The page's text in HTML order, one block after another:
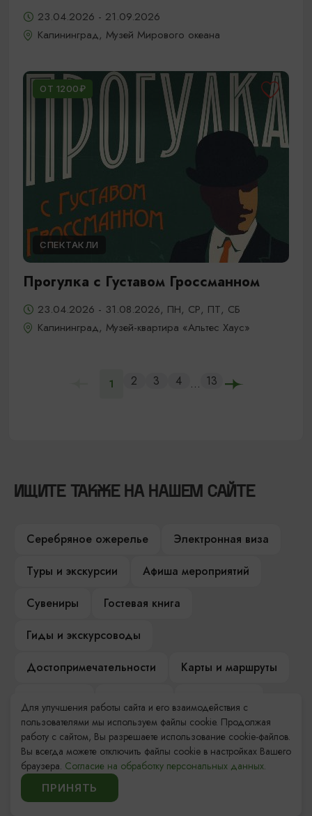
23.04.2026 - 21.09.2026
Калининград, Музей Мирового океана
ОТ 1200₽
СПЕКТАКЛИ
Прогулка с Густавом Гроссманном
23.04.2026 - 31.08.2026, ПН, СР, ПТ, СБ
Калининград, Музей-квартира «Альтес Хаус»
1 2 3 4 ... 13
ИЩИТЕ ТАКЖЕ НА НАШЕМ САЙТЕ
Серебряное ожерелье
Электронная виза
Туры и экскурсии
Афиша мероприятий
Сувениры
Гостевая книга
Гиды и экскурсоводы
Достопримечательности
Карты и маршруты
Компас Балтийской кухни
Настоящий Калининградец
Музеи
Для улучшения работы сайта и его взаимодействия с
пользователями мы используем файлы cookie. Продолжая
работу с сайтом, Вы разрешаете использование cookie-файлов.
Вы всегда можете отключить файлы cookie в настройках Вашего
браузера. Согласие на обработку персональных данных.
ПРИНЯТЬ